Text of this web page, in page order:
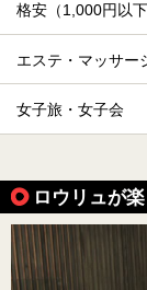
格安（1,000円以下
エステ・マッサー
女子旅・女子会
ロウリュが